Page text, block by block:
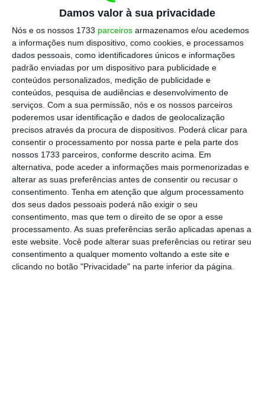
Damos valor à sua privacidade
Nós e os nossos 1733 parceiros armazenamos e/ou acedemos
a informações num dispositivo, como cookies, e processamos
dados pessoais, como identificadores únicos e informações
padrão enviadas por um dispositivo para publicidade e
conteúdos personalizados, medição de publicidade e
conteúdos, pesquisa de audiências e desenvolvimento de
serviços. Com a sua permissão, nós e os nossos parceiros
poderemos usar identificação e dados de geolocalização
precisos através da procura de dispositivos. Poderá clicar para
consentir o processamento por nossa parte e pela parte dos
nossos 1733 parceiros, conforme descrito acima. Em
alternativa, pode aceder a informações mais pormenorizadas e
alterar as suas preferências antes de consentir ou recusar o
consentimento. Tenha em atenção que algum processamento
dos seus dados pessoais poderá não exigir o seu
consentimento, mas que tem o direito de se opor a esse
processamento. As suas preferências serão aplicadas apenas a
este website. Você pode alterar suas preferências ou retirar seu
consentimento a qualquer momento voltando a este site e
clicando no botão "Privacidade" na parte inferior da página.